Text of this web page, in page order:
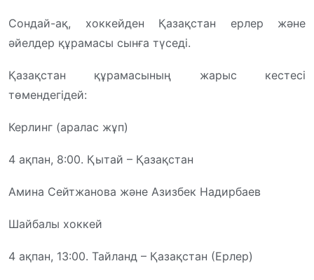
Сондай-ақ, хоккейден Қазақстан ерлер және
әйелдер құрамасы сынға түседі.
Қазақстан құрамасының жарыс кестесі
төмендегідей:
Керлинг (аралас жұп)
4 ақпан, 8:00. Қытай – Қазақстан
Амина Сейтжанова және Азизбек Надирбаев
Шайбалы хоккей
4 ақпан, 13:00. Тайланд – Қазақстан (Ерлер)